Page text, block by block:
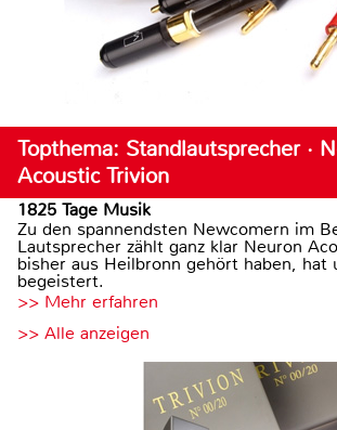
Topthema: Standlautsprecher ·
Acoustic Trivion
1825 Tage Musik
Zu den spannendsten Newcomern im
Lautsprecher zählt ganz klar Neuron
bisher aus Heilbronn gehört haben, hat
begeistert.
>> Mehr erfahren
>> Alle anzeigen